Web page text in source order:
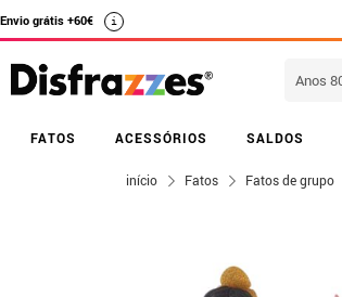
Envio grátis +60€ i
FATOS ACESSÓRIOS SALDOS
início Fatos Fatos de grupo